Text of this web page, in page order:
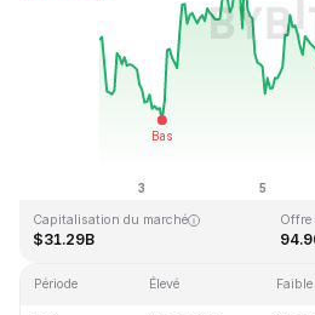
Dernière mise à jour : 2026-08-09, 06:49 GMT+0
Capitalisation du marché
$31.29B
Offre
Période Élevé Faible